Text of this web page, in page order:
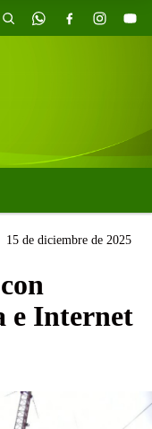
15 de diciembre de 2025
e Internet